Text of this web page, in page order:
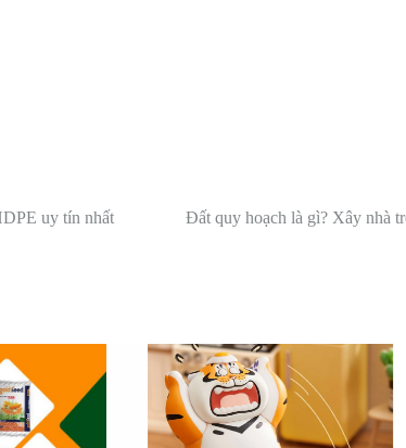
uy tín nhất
Đất quy hoạch là gì? Xây nhà